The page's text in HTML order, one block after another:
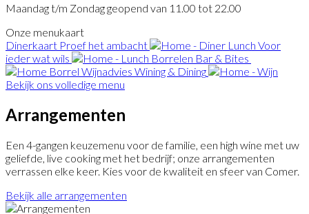
Maandag t/m Zondag geopend van 11.00 tot 22.00
Onze menukaart
Dinerkaart Proef het ambacht Lunch Voor
ieder wat wils
Borrelen Bar & Bites
Wijnadvies Wining & Dining
Bekijk ons volledige menu
Arran­gementen
Een 4-gangen keuzemenu voor de familie, een high wine met uw
geliefde, live cooking met het bedrijf; onze arrangementen
verrassen elke keer. Kies voor de kwaliteit en sfeer van Comer.
Bekijk alle arrangementen